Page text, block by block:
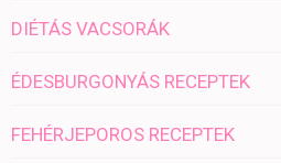
DIÉTÁS VACSORÁK
ÉDESBURGONYÁS RECEPTEK
FEHÉRJEPOROS RECEPTEK